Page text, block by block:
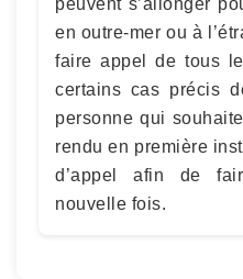
peuvent s’allonger
en outre-mer ou à
faire appel de tous
certains cas précis
personne qui
rendu en première
d’appel afin de
nouvelle fois.